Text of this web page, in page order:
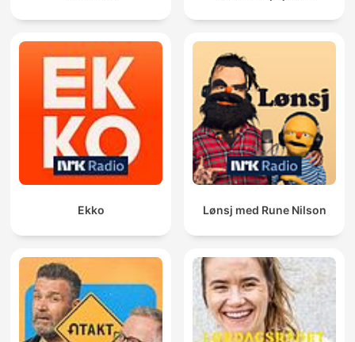
Ekko Lønsj med Rune Nilson